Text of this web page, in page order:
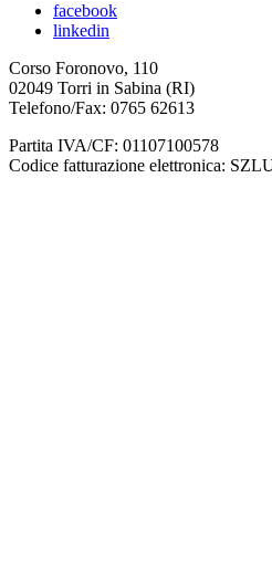
facebook
linkedin
Corso Foronovo, 110
02049 Torri in Sabina (RI)
Telefono/Fax: 0765 62613
Partita IVA/CF: 01107100578
Codice fatturazione elettronica: